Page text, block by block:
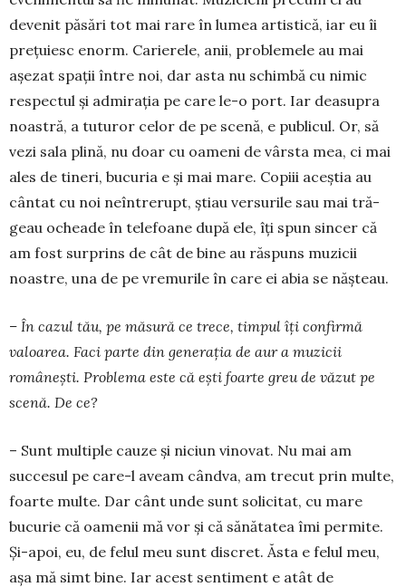
devenit păsări tot mai rare în lumea artistică, iar eu îi
preţuiesc enorm. Carie­rele, anii, problemele au mai
aşezat spaţii între noi, dar asta nu schimbă cu nimic
respectul şi admiraţia pe care le-o port. Iar deasupra
noastră, a tuturor celor de pe scenă, e publicul. Or, să
vezi sala plină, nu doar cu oameni de vârsta mea, ci mai
ales de tineri, bucu­­ria e şi mai mare. Copiii aceştia au
cântat cu noi neîntrerupt, ştiau versurile sau mai tră­
geau ocheade în telefoane după ele, îţi spun sin­cer că
am fost surprins de cât de bine au răs­puns muzicii
noastre, una de pe vremu­rile în care ei abia se năşteau.
– În cazul tău, pe măsură ce trece, tim­pul îți confirmă
valoarea. Faci parte din generația de aur a muzicii
românești. Pro­blema este că ești foarte greu de văzut pe
scenă. De ce?
– Sunt multiple cauze şi niciun vinovat. Nu mai am
succesul pe care-l aveam când­va, am trecut prin multe,
foarte multe. Dar cânt unde sunt solicitat, cu mare
bucurie că oamenii mă vor şi că sănătatea îmi permite.
Și-apoi, eu, de felul meu sunt discret. Ăsta e felul meu,
aşa mă simt bine. Iar acest sen­timent e atât de